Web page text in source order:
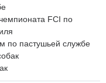
FCI по
по пастушьей службе